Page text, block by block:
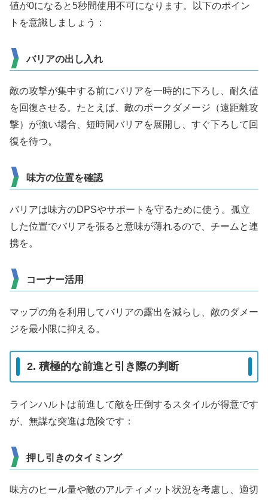
値が0になると5秒間使用不可になります。以下のポイン
トを意識しましょう：
バリアの出し入れ
敵の攻撃が集中する前にバリアを一時的に下ろし、耐久値
を回復させる。たとえば、敵のポークダメージ（遠距離攻
撃）が強い場合、短時間バリアを展開し、すぐ下ろして回
復を待つ。
味方の位置を確認
バリアは味方のDPSやサポートを守るために使う。孤立
した位置でバリアを張ると意味が薄れるので、チームと連
携を。
コーナー活用
マップの角を利用してバリアの露出を減らし、敵のダメー
ジを最小限に抑える。
2. 積極的な前進と引き際の判断
ラインハルトは前進して敵を圧倒するスタイルが得意です
が、無謀な突進は危険です：
押し引きのタイミング
味方のヒール量や敵のアルティメット状況を考慮し、適切